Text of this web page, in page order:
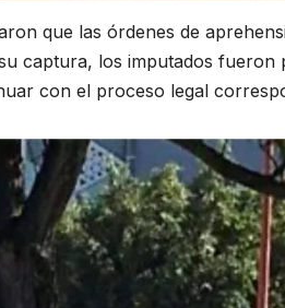
que las órdenes de
captura, los imputados fueron
con el proceso legal